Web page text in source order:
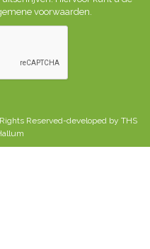
voorwaarden.
Reserved-developed by THS